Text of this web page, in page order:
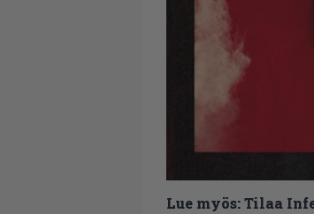
Lue myös:Tilaa